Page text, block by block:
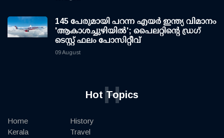
145 പേരുമായി പറന്ന എയര്‍ ഇന്ത്യ വിമാനം
'ആകാശച്ചുഴിയില്‍'; പൈലറ്റിന്റെ ഡ്രഗ്
ടെസ്റ്റ് ഫലം പോസിറ്റീവ്
09 August
Hot Topics
H
Home
Kerala
History
Travel